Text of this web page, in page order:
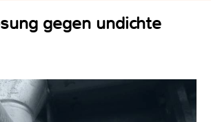
gegen undichte